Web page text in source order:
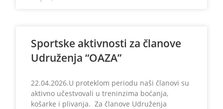
Sportske aktivnosti za članove
Udruženja “OAZA”
22.04.2026.U proteklom periodu naši članovi su
aktivno učestvovali u treninzima boćanja,
košarke i plivanja. Za članove Udruženja